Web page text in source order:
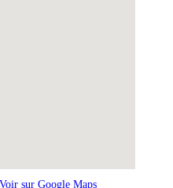
Voir sur Google Maps